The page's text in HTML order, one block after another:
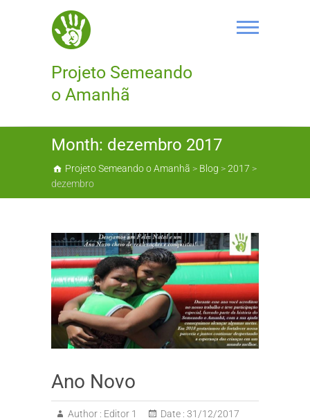
Projeto Semeando
o Amanhã
Month: dezembro 2017
Projeto Semeando o Amanhã > Blog >2017 >
dezembro
Ano Novo
Author : Editor 1 Date : 31/12/2017